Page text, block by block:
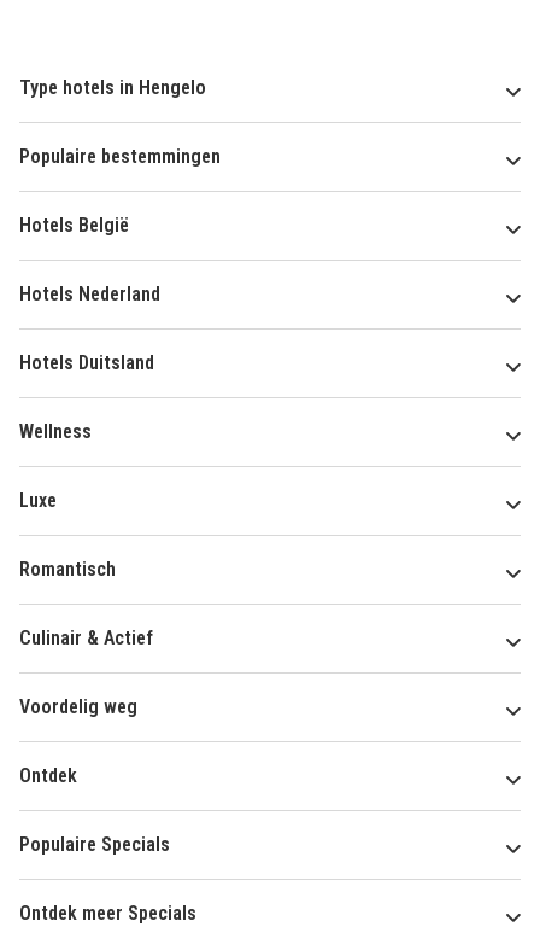
Type hotels in Hengelo
Populaire bestemmingen
Hotels België
Hotels Nederland
Hotels Duitsland
Wellness
Luxe
Romantisch
Culinair & Actief
Voordelig weg
Ontdek
Populaire Specials
Ontdek meer Specials